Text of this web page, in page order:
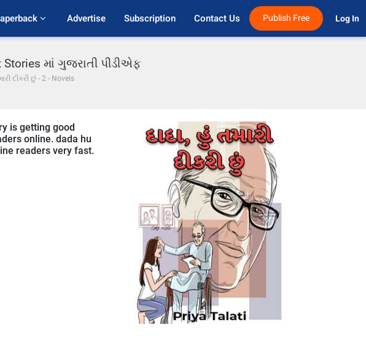
Advertise Subscription Contact Us Publish Free Log In
Stories માં ગુજરાતી પીડીએફ
દીકરી છું - 2 - Novels
is getting good
online. dada hu
readers very fast.